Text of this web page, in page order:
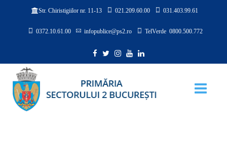
Str. Chiristigiilor nr. 11-13 021.209.60.00 031.403.99.61
0372.10.61.00 infopublice@ps2.ro TelVerde 0800.500.772